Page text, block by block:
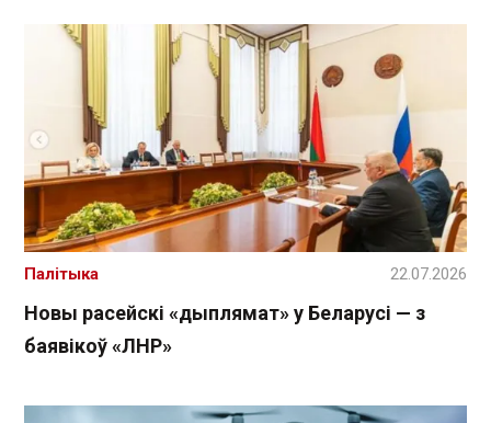
Новы расейскі «дыплямат» у Беларусі — з
баявікоў «ЛНР»
Палітыка 22.07.2026